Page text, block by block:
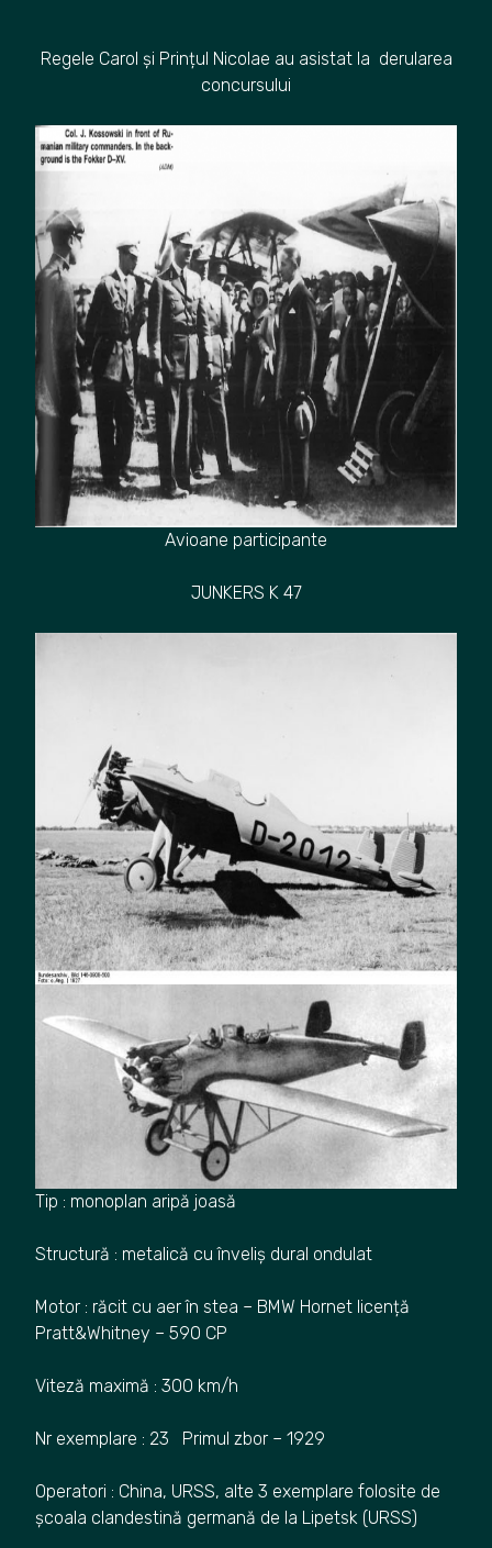
Regele Carol și Prințul Nicolae au asistat la derularea
concursului
Avioane participante
JUNKERS K 47
Tip : monoplan aripă joasă
Structură : metalică cu înveliș dural ondulat
Motor : răcit cu aer în stea – BMW Hornet licență
Pratt&Whitney – 590 CP
Viteză maximă : 300 km/h
Nr exemplare : 23 Primul zbor – 1929
Operatori : China, URSS, alte 3 exemplare folosite de
școala clandestină germană de la Lipetsk (URSS)